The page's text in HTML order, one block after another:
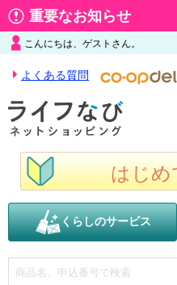
重要なお知らせ
こんにちは、ゲストさん。
よくある質問
はじ
くらしのサービス